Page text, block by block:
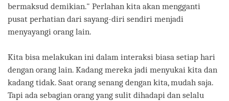
bermaksud demikian." Perlahan kita akan mengganti
pusat perhatian dari sayang-diri sendiri menjadi
menyayangi orang lain.
Kita bisa melakukan ini dalam interaksi biasa setiap hari
dengan orang lain. Kadang mereka jadi menyukai kita dan
kadang tidak. Saat orang senang dengan kita, mudah saja.
Tapi ada sebagian orang yang sulit dihadapi dan selalu